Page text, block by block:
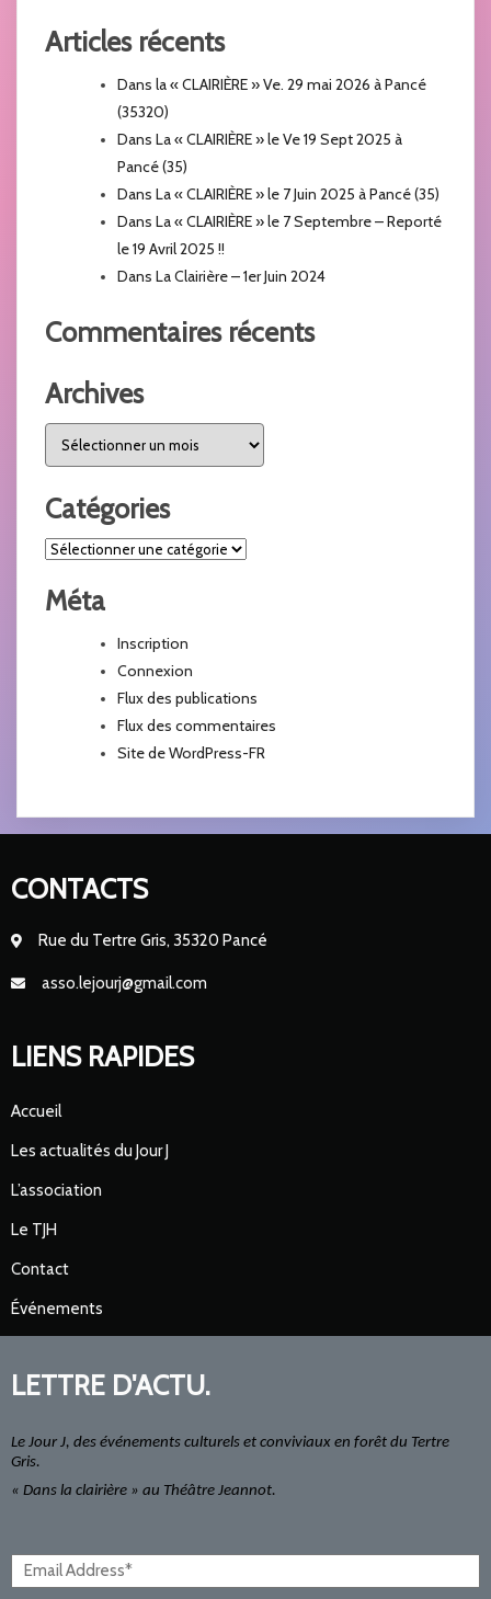
Articles récents
Dans la « CLAIRIÈRE » Ve. 29 mai 2026 à Pancé
(35320)
Dans La « CLAIRIÈRE » le Ve 19 Sept 2025 à
Pancé (35)
Dans La « CLAIRIÈRE » le 7 Juin 2025 à Pancé (35)
Dans La « CLAIRIÈRE » le 7 Septembre – Reporté
le 19 Avril 2025 !!
Dans La Clairière – 1er Juin 2024
Commentaires récents
Archives
Catégories
Catégories
Méta
Inscription
Connexion
Flux des publications
Flux des commentaires
Site de WordPress-FR
CONTACTS
Rue du Tertre Gris, 35320 Pancé
asso.lejourj@gmail.com
LIENS RAPIDES
Accueil
Les actualités du Jour J
L’association
Le TJH
Contact
Événements
LETTRE D'ACTU.
Le Jour J, des événements culturels et conviviaux en forêt du Tertre
Gris.
« Dans la clairière » au Théâtre Jeannot.